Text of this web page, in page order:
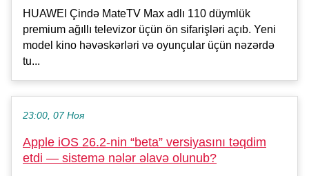
HUAWEI Çində MateTV Max adlı 110 düymlük
premium ağıllı televizor üçün ön sifarişləri açıb. Yeni
model kino həvəskərləri və oyunçular üçün nəzərdə
tu...
23:00, 07 Ноя
Apple iOS 26.2-nin “beta” versiyasını təqdim
etdi — sistemə nələr əlavə olunub?